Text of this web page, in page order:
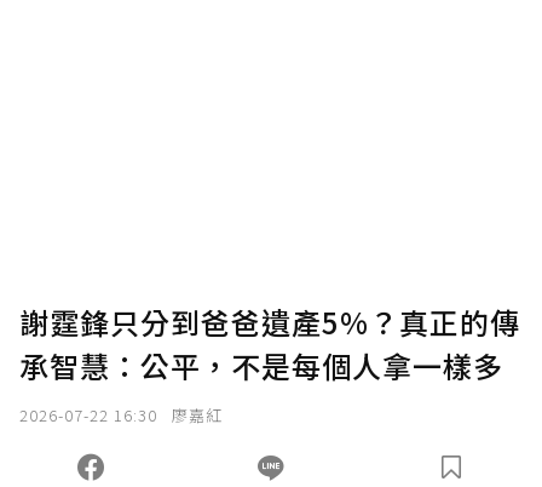
謝霆鋒只分到爸爸遺產5%？真正的傳
承智慧：公平，不是每個人拿一樣多
2026-07-22 16:30 廖嘉紅